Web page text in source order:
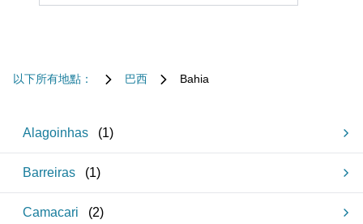
以下所有地點： 巴西 Bahia
Alagoinhas (1)
Barreiras (1)
Camacari (2)